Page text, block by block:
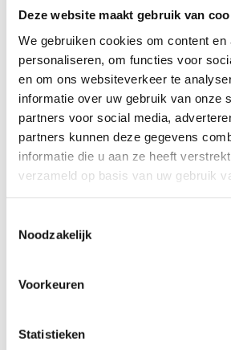
Deze website maakt gebruik van
We gebruiken cookies om content en
personaliseren, om functies voor
en om ons websiteverkeer te
informatie over uw gebruik van onze
partners voor social media,
partners kunnen deze gegevens
informatie die u aan ze heeft
verzameld op basis van uw gebruik
Noodzakelijk
Voorkeuren
Statistieken
schuurtje tegen. Dit is van een
Omdat het weer in een keer is
ik met handen en voeten (mijn
zich tot een paar woordjes) of
bij hun de nacht door te
probleem, integendeel. Na een
verschijnt een maaltijd en de
In de hoek van de schuur wordt
gemaakt, waarna het echtpaar
met paar katten en honden,
uien en tomaten. Wat is dat
middenin de nacht door de
slapen komt het niet. Maar
begonnen. Deze nacht was